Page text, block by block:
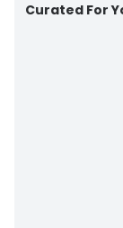
Curated For